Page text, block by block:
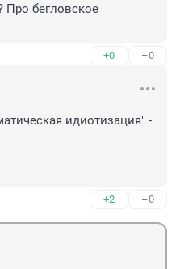
Про бегловское
+0 –0
идиотизация" -
+2 –0